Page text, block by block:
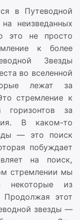
в Путеводной
неизведанных
это не просто
к более
Звезды
во вселенной
лежат за
стремление к
за
В каком-то
— это поиск
побуждает
на поиск,
стремлении мы
некоторые из
Продолжая этот
звезды —